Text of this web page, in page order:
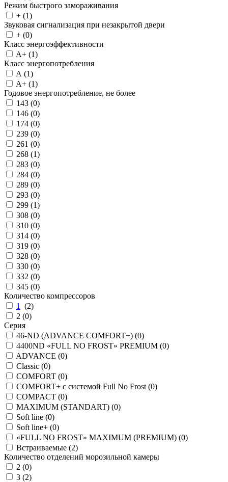
Режим быстрого замораживания
+ (1)
Звуковая сигнализация при незакрытой двери
+ (0)
Класс энергоэффективности
A+ (1)
Класс энергопотребления
A (1)
A+ (1)
Годовое энергопотребление, не более
143 (0)
146 (0)
174 (0)
239 (0)
261 (0)
268 (1)
283 (0)
284 (0)
289 (0)
293 (0)
299 (1)
308 (0)
310 (0)
314 (0)
319 (0)
328 (0)
330 (0)
332 (0)
345 (0)
Количество компрессоров
1
(2)
2 (0)
Серия
46-ND (ADVANCE COMFORT+) (0)
4400ND «FULL NO FROST» PREMIUM (0)
ADVANCE (0)
Classic (0)
COMFORT (0)
COMFORT+ с системой Full No Frost (0)
COMPACT (0)
MAXIMUM (STANDART) (0)
Soft line (0)
Soft line+ (0)
«FULL NO FROST» MAXIMUM (PREMIUM) (0)
Встраиваемые (2)
Количество отделений морозильной камеры
2 (0)
3 (2)